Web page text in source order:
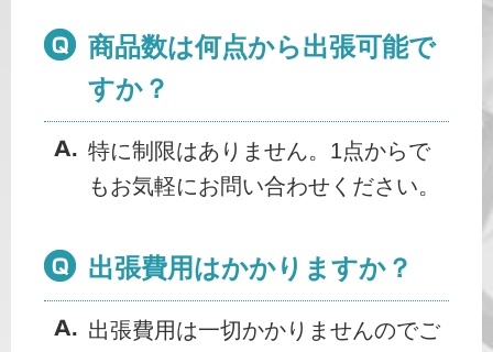
商品数は何点から出張可能で
すか？
特に制限はありません。1点からで
もお気軽にお問い合わせください。
出張費用はかかりますか？
出張費用は一切かかりませんのでご